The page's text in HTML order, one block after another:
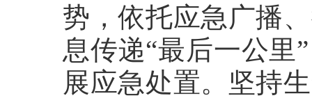
势，依托应急广播
息传递“最后一公里
展应急处置。坚持